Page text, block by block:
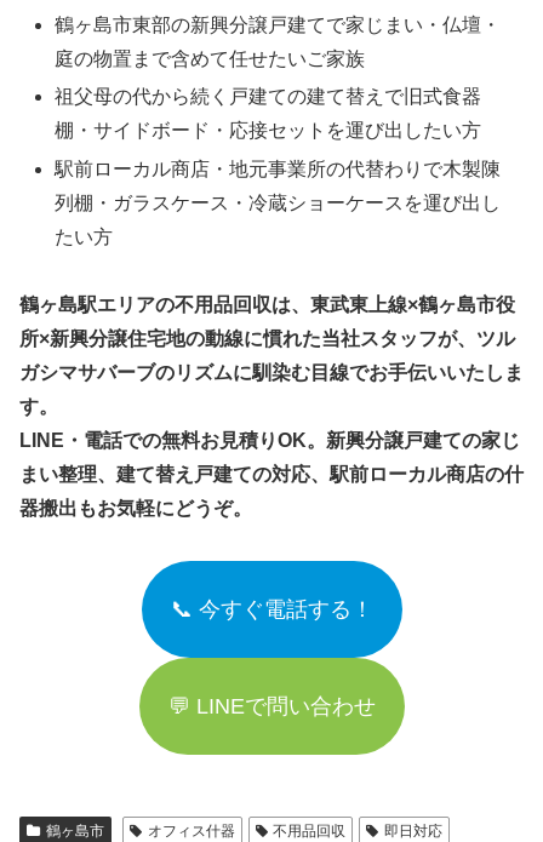
鶴ヶ島市東部の新興分譲戸建てで家じまい・仏壇・
庭の物置まで含めて任せたいご家族
祖父母の代から続く戸建ての建て替えで旧式食器
棚・サイドボード・応接セットを運び出したい方
駅前ローカル商店・地元事業所の代替わりで木製陳
列棚・ガラスケース・冷蔵ショーケースを運び出し
たい方
鶴ヶ島駅エリアの不用品回収は、東武東上線×鶴ヶ島市役
所×新興分譲住宅地の動線に慣れた当社スタッフが、ツル
ガシマサバーブのリズムに馴染む目線でお手伝いいたしま
す。
LINE・電話での無料お見積りOK。新興分譲戸建ての家じ
まい整理、建て替え戸建ての対応、駅前ローカル商店の什
器搬出もお気軽にどうぞ。
📞 今すぐ電話する！
💬 LINEで問い合わせ
鶴ヶ島市 オフィス什器 不用品回収
即日対応